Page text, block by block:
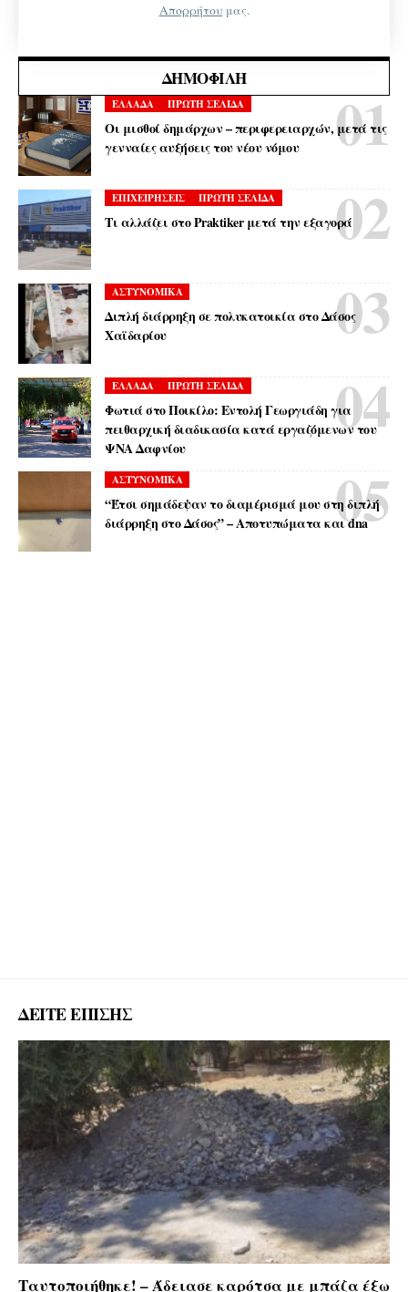
Απορρήτου μας.
ΔΗΜΟΦΙΛΉ
ΕΛΛΑΔΑ ΠΡΩΤΗ ΣΕΛΙΔΑ
Οι μισθοί δημάρχων – περιφερειαρχών, μετά τις
γενναίες αυξήσεις του νέου νόμου
ΕΠΙΧΕΙΡΗΣΕΙΣ ΠΡΩΤΗ ΣΕΛΙΔΑ
Τι αλλάζει στο Praktiker μετά την εξαγορά
ΑΣΤΥΝΟΜΙΚΑ
Διπλή διάρρηξη σε πολυκατοικία στο Δάσος
Χαϊδαρίου
ΕΛΛΑΔΑ ΠΡΩΤΗ ΣΕΛΙΔΑ
Φωτιά στο Ποικίλο: Εντολή Γεωργιάδη για
πειθαρχική διαδικασία κατά εργαζόμενων του
ΨΝΑ Δαφνίου
ΑΣΤΥΝΟΜΙΚΑ
“Έτσι σημάδεψαν το διαμέρισμά μου στη διπλή
διάρρηξη στο Δάσος” – Αποτυπώματα και dna
ΔΕΙΤΕ ΕΠΙΣΗΣ
Ταυτοποιήθηκε! – Άδειασε καρότσα με μπάζα έξω